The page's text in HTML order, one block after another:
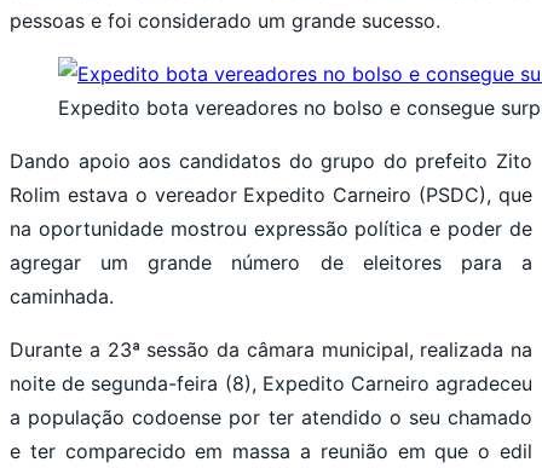
pessoas e foi considerado um grande sucesso.
Expedito bota vereadores no bolso e consegue
Dando apoio aos candidatos do grupo do prefeito Zito
Rolim estava o vereador Expedito Carneiro (PSDC), que
na oportunidade mostrou expressão política e poder de
agregar um grande número de eleitores para a
caminhada.
Durante a 23ª sessão da câmara municipal, realizada na
noite de segunda-feira (8), Expedito Carneiro agradeceu
a população codoense por ter atendido o seu chamado
e ter comparecido em massa a reunião em que o edil